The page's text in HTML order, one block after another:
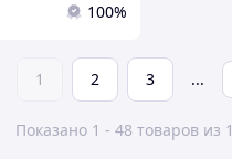
100%
1 2 3 ...
Показано 1 - 48 товаров из